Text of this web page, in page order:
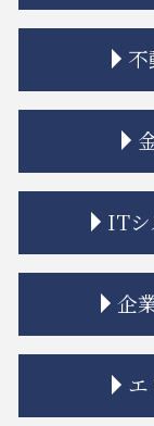
限定承認
相続 もめる
相続 弁護士
相続放棄
相続人 連
相続 遺贈
相続 親
相続放棄
相続 相談
相続 学費
不動産ト
不動産建
立ち退き
不動産ト
共有名義
トラブル
建築 トラブ
相隣関係
金融商品
金融商品
金融 犯罪
金融 法律
金融 トラブ
金融商品
ITシ
システム
リーガル
個人情報
リーガル
企
紛争解決
nda 締結